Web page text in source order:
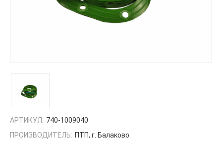
АРТИКУЛ: 740-1009040
ПРОИЗВОДИТЕЛЬ: ПТП, г. Балаково